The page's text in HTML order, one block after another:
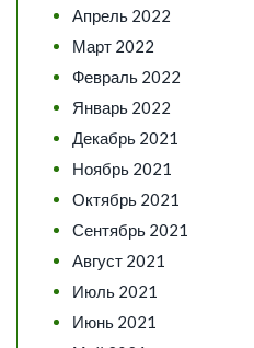
Апрель 2022
Март 2022
Февраль 2022
Январь 2022
Декабрь 2021
Ноябрь 2021
Октябрь 2021
Сентябрь 2021
Август 2021
Июль 2021
Июнь 2021